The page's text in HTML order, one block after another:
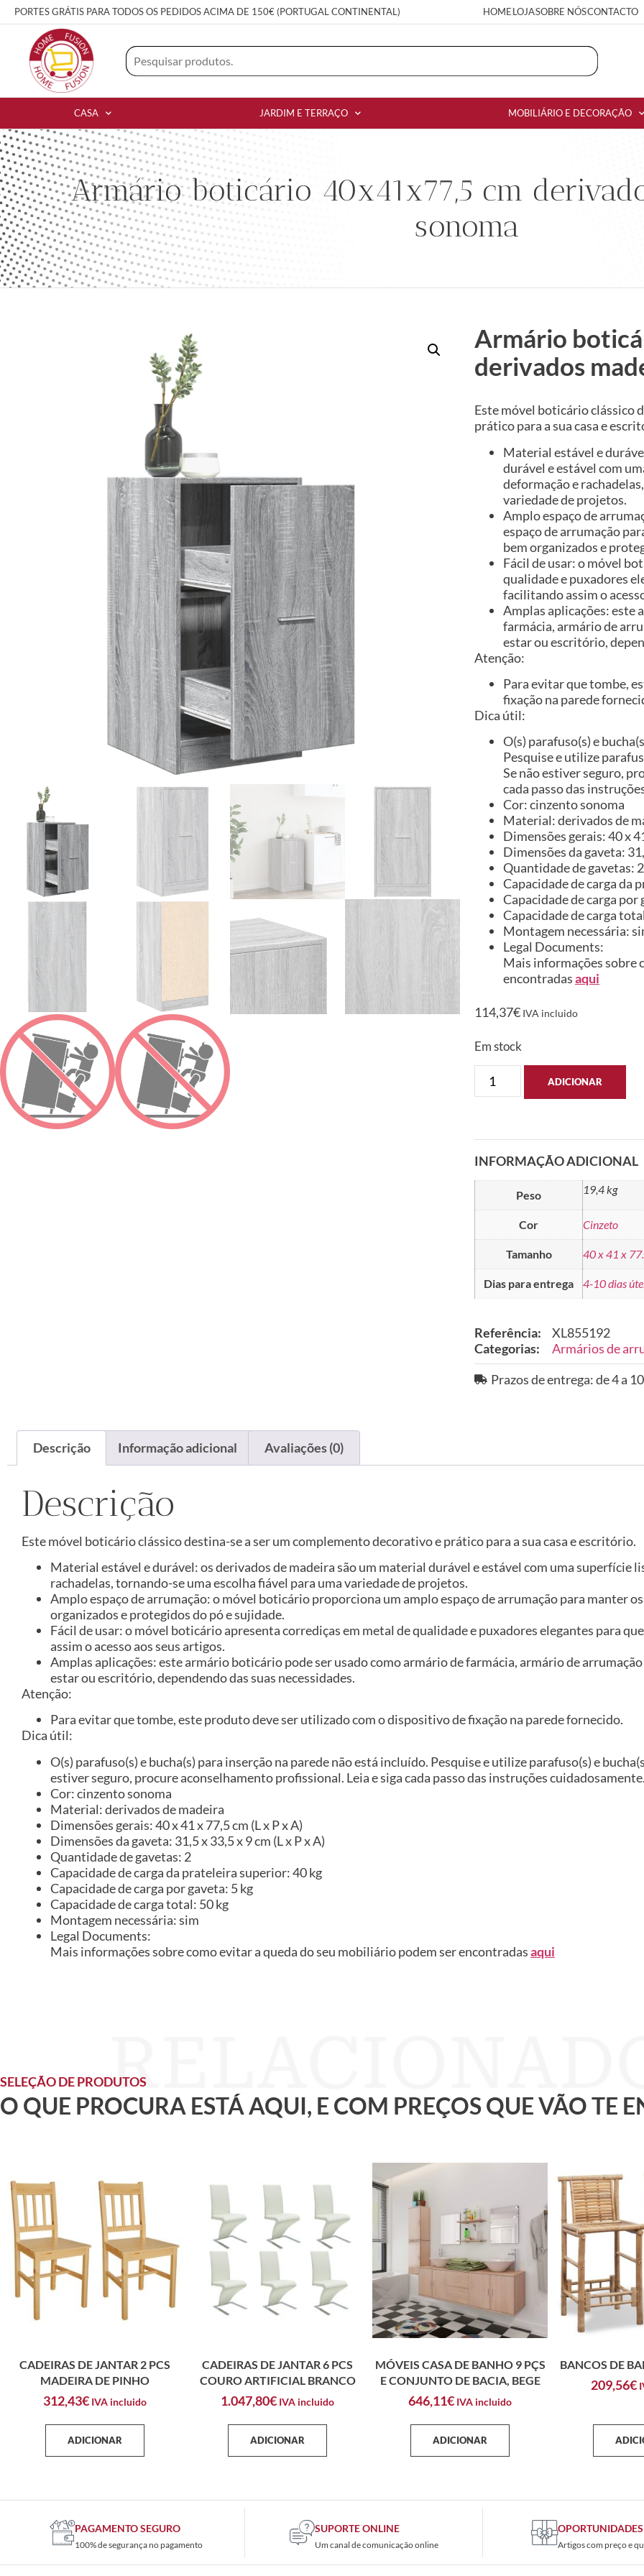
PORTES GRÁTIS PARA TODOS OS PEDIDOS ACIMA DE 150€ (PORTUGAL CONTINENTAL) HOMELOJASOBRE NÓSCONTACTO
CASA JARDIM E TERRAÇO MOBILIÁRIO E DECORAÇÃO
Armário boticário 40x41x77,5 cm
sonoma
Armário
derivados
Este móvel boticário clássico
prático para a sua casa e
Material estável e
durável e estável com
deformação e
variedade de projetos.
Amplo espaço de
espaço de arrumação
bem organizados e
Fácil de usar: o móvel
qualidade e puxadores
facilitando assim o
Amplas aplicações: este
farmácia, armário de
estar ou escritório,
Atenção:
Para evitar que tombe,
fixação na parede
Dica útil:
O(s) parafuso(s) e
Pesquise e utilize
Se não estiver seguro,
cada passo das
Cor: cinzento sonoma
Material: derivados de
Dimensões gerais: 40 x
Dimensões da gaveta:
Quantidade de gavetas: 2
Capacidade de carga da
Capacidade de carga por
Capacidade de carga
Montagem necessária:
Legal Documents:
Mais informações sobre
encontradasaqui
114,37€ IVA incluido
Em stock
ADICIONAR
INFORMAÇÃO ADICIONAL
Peso 19,4 kg
Cor Cinzeto
Tamanho 40 x 41 x
Dias para entrega 4-10 dias
Referência:
XL855192
Categorias:
Armários de
Prazos de entrega: de 4 a
Descrição Informação adicional Avaliações (0)
Descrição
Este móvel boticário clássico destina-se a ser um complemento decorativo e prático para a sua casa e escritório.
Material estável e durável: os derivados de madeira são um material durável e estável com uma superfície
rachadelas, tornando-se uma escolha fiável para uma variedade de projetos.
Amplo espaço de arrumação: o móvel boticário proporciona um amplo espaço de arrumação para manter
organizados e protegidos do pó e sujidade.
Fácil de usar: o móvel boticário apresenta corrediças em metal de qualidade e puxadores elegantes para
assim o acesso aos seus artigos.
Amplas aplicações: este armário boticário pode ser usado como armário de farmácia, armário de
estar ou escritório, dependendo das suas necessidades.
Atenção:
Para evitar que tombe, este produto deve ser utilizado com o dispositivo de fixação na parede fornecido.
Dica útil:
O(s) parafuso(s) e bucha(s) para inserção na parede não está incluído. Pesquise e utilize parafuso(s) e
estiver seguro, procure aconselhamento profissional. Leia e siga cada passo das instruções cuidadosamente.
Cor: cinzento sonoma
Material: derivados de madeira
Dimensões gerais: 40 x 41 x 77,5 cm (L x P x A)
Dimensões da gaveta: 31,5 x 33,5 x 9 cm (L x P x A)
Quantidade de gavetas: 2
Capacidade de carga da prateleira superior: 40 kg
Capacidade de carga por gaveta: 5 kg
Capacidade de carga total: 50 kg
Montagem necessária: sim
Legal Documents:
Mais informações sobre como evitar a queda do seu mobiliário podem ser encontradasaqui
SELEÇÃO DE PRODUTOS
O QUE PROCURA ESTÁ AQUI, E COM PREÇOS QUE VÃO TE
CADEIRAS DE JANTAR 2 PCS
MADEIRA DE PINHO
312,43€ IVA incluido
ADICIONAR
CADEIRAS DE JANTAR 6 PCS
COURO ARTIFICIAL BRANCO
1.047,80€ IVA incluido
ADICIONAR
MÓVEIS CASA DE BANHO 9 PÇS
E CONJUNTO DE BACIA, BEGE
646,11€ IVA incluido
ADICIONAR
BANCOS DE
209,56€
PAGAMENTO SEGURO
100% de segurança no pagamento
SUPORTE ONLINE
Um canal de comunicação online
OPORTUNIDADES
Artigos com preço e